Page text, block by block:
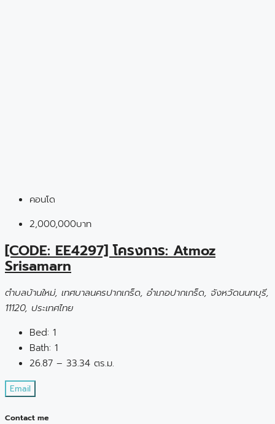
คอนโด
2,000,000บาท
[CODE: EE4297] โครงการ: Atmoz
Srisamarn
ตำบลบ้านใหม่, เทศบาลนครปากเกร็ด, อำเภอปากเกร็ด, จังหวัดนนทบุรี,
11120, ประเทศไทย
Bed: 1
Bath: 1
26.87 – 33.34 ตร.ม.
Email
Contact me